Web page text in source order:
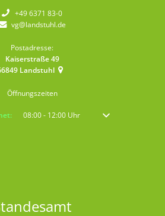
+49 6371 83-0
vg@landstuhl.de
Postadresse:
Kaiserstraße 49
Landstuhl
Öffnungszeiten
Öffnungs- oder Schließzeiten auszublenden
08:00- 12:00Uhr Von 08:00 bis 12:00